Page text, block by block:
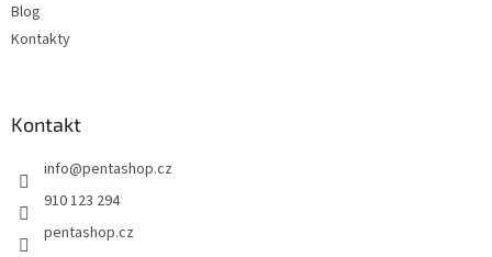
Blog
Kontakty
Kontakt
info@pentashop.cz
910 123 294
pentashop.cz